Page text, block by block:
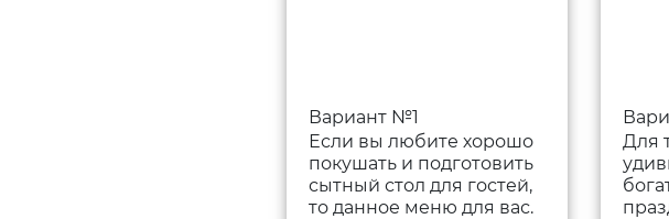
Вариант №1
Если вы любите хорошо
покушать и подготовить
сытный стол для гостей,
то данное меню для вас.
Для